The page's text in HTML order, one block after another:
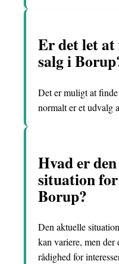
Er det let
salg i
Det er muligt at
normalt er et udvalg
Hvad er
situation
Borup?
Den aktuelle
kan variere, men
rådighed for